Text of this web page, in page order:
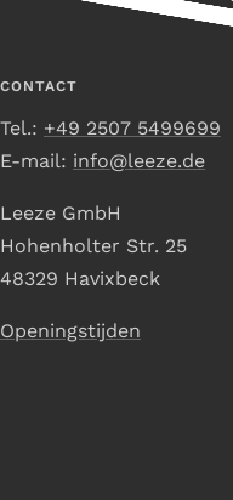
CONTACT
Tel.: +49 2507 5499699
E-mail: info@leeze.de
Leeze GmbH
Hohenholter Str. 25
48329 Havixbeck
Openingstijden